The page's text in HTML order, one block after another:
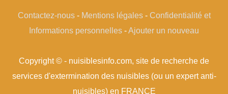
Contactez-nous- Mentions légales- Confidentialité et
Informations personnelles -Ajouter un nouveau
Copyright © - nuisiblesinfo.com, site de recherche de
services d'extermination des nuisibles (ou un expert anti-
nuisibles) en FRANCE